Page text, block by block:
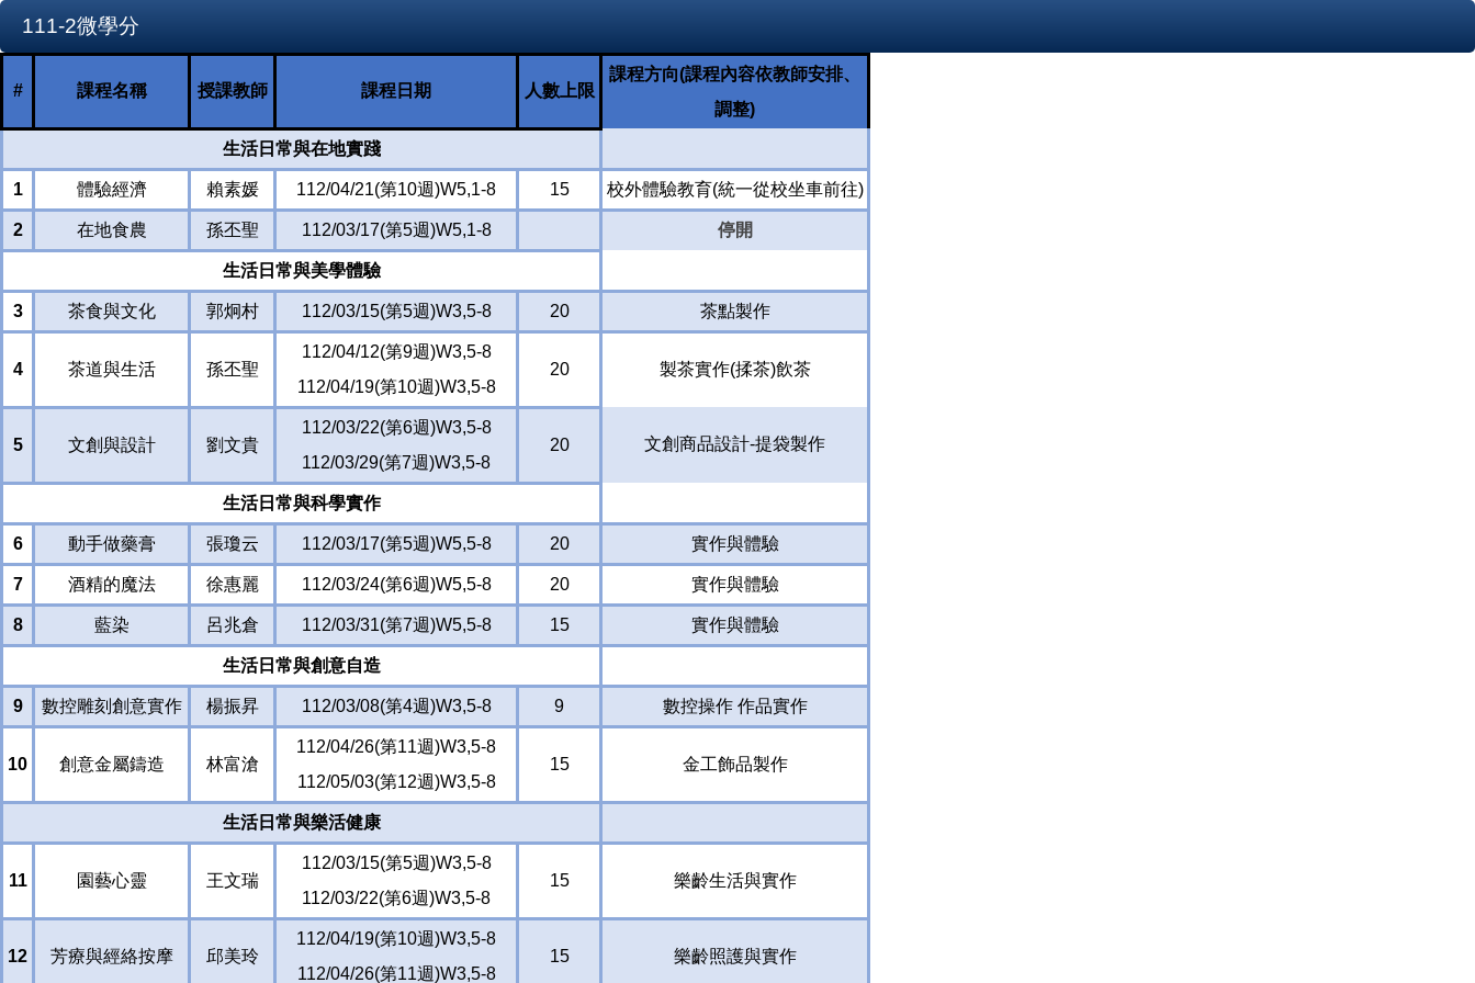
111-2微學分
# 課程名稱 授課教師 課程日期 人數上限
課程方向(課程內容依教師安排、
調整)
生活日常與在地實踐
1 體驗經濟 賴素媛 112/04/21(第10週)W5,1-8 15 校外體驗教育(統一從校坐車前往)
2 在地食農 孫丕聖 112/03/17(第5週)W5,1-8 停開
生活日常與美學體驗
3 茶食與文化 郭炯村 112/03/15(第5週)W3,5-8 20 茶點製作
4 茶道與生活 孫丕聖
112/04/12(第9週)W3,5-8
112/04/19(第10週)W3,5-8
20 製茶實作(揉茶)飲茶
5 文創與設計 劉文貴
112/03/22(第6週)W3,5-8
112/03/29(第7週)W3,5-8
20 文創商品設計-提袋製作
生活日常與科學實作
6 動手做藥膏 張瓊云 112/03/17(第5週)W5,5-8 20 實作與體驗
7 酒精的魔法 徐惠麗 112/03/24(第6週)W5,5-8 20 實作與體驗
8 藍染 呂兆倉 112/03/31(第7週)W5,5-8 15 實作與體驗
生活日常與創意自造
9 數控雕刻創意實作 楊振昇 112/03/08(第4週)W3,5-8 9 數控操作 作品實作
10 創意金屬鑄造 林富滄
112/04/26(第11週)W3,5-8
112/05/03(第12週)W3,5-8
15 金工飾品製作
生活日常與樂活健康
11 園藝心靈 王文瑞
112/03/15(第5週)W3,5-8
112/03/22(第6週)W3,5-8
15 樂齡生活與實作
12 芳療與經絡按摩 邱美玲
112/04/19(第10週)W3,5-8
112/04/26(第11週)W3,5-8
15 樂齡照護與實作